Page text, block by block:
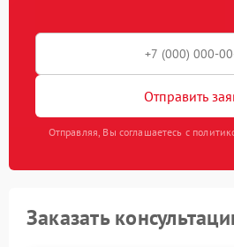
Отправить
Отправляя, Вы соглашаетесь с
Заказать